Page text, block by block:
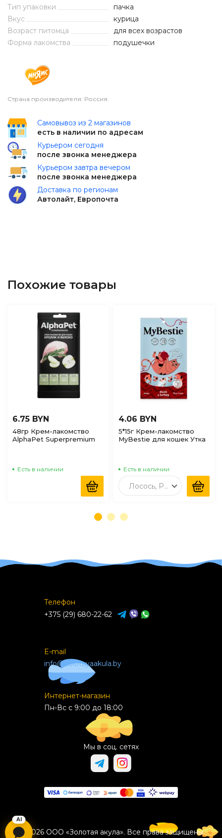
Тип упаковки
пачка
Вкус
курица
Возраст питомца
для всех возрастов
Форма лакомства
подушечки
Страна производителя: Россия
Самовывоз из 2 магазинов
есть в наличии по адресам
Курьером сегодня
после звонка менеджера
Курьером завтра вечером
после звонка менеджера
Доставка по регионам
Автолайт, Европочта
Похожие товары
6.75 BYN
48гр Крем-лакомство
AlphaPet Superpremium
Есть в наличии
4.06 BYN
5*15г Крем-лакомство
MyBestie для кошек Утка
Есть в наличии
Лосось, Рыбий жир
Телефон
+375 (29) 680-22-62
E-mail
info@zolotayaakula.by
Интернет-магазин
Пн-Вс с 9:00 до 18:00
Мы в соц. сетях
© 2026 ООО «Золотая акула». Все права защищены.